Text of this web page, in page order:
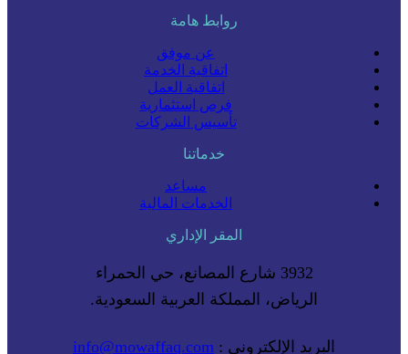
روابط هامة
عن موفق
اتفاقية الخدمة
اتفاقية العمل
فرص استثمارية
تأسيس الشركات
خدماتنا
مساعد
الخدمات المالية
المقر الإداري
3932 شارع المصانع، حي الحمراء
الرياض، المملكة العربية السعودية.
البريد الإلكتروني : info@mowaffaq.com